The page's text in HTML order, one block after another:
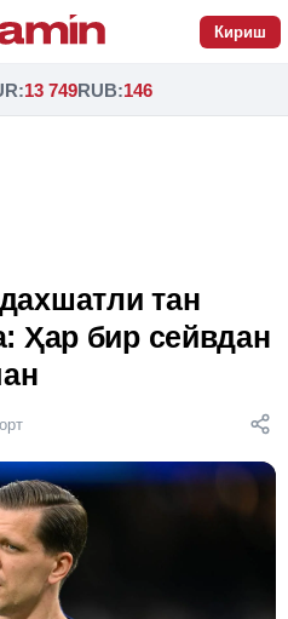
Кириш
:13 749RUB:146
тан
Ҳар бир сейвдан